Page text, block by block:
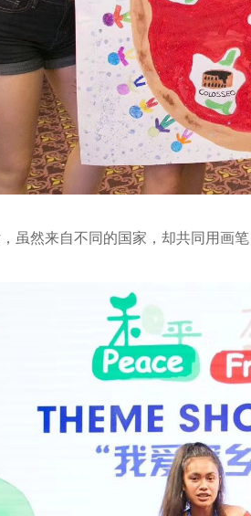
虽然来自不同的国家，却共同用画